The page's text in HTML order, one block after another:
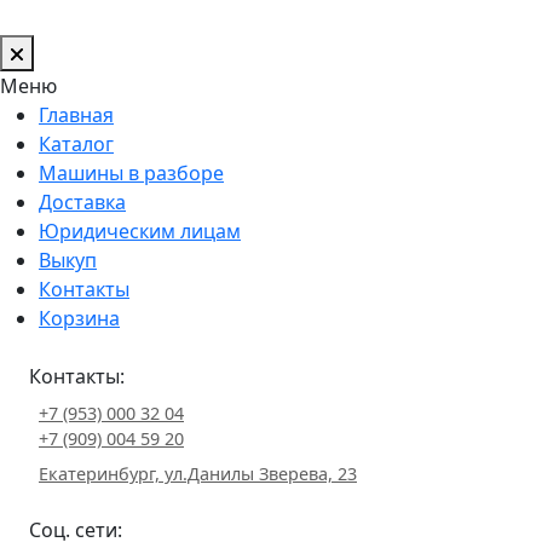
Меню
Главная
Каталог
Машины в разборе
Доставка
Юридическим лицам
Выкуп
Контакты
Корзина
Контакты:
+7 (953) 000 32 04
+7 (909) 004 59 20
Екатеринбург, ул.Данилы Зверева, 23
Соц. сети: